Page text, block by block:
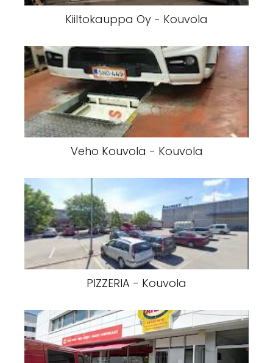
Kiiltokauppa Oy - Kouvola
Veho Kouvola - Kouvola
PIZZERIA - Kouvola